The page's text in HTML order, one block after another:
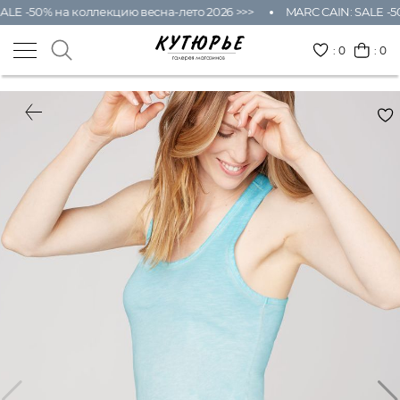
-50% на коллекцию весна-лето 2026 >>> MARC CAIN: SALE -
:0 : 0